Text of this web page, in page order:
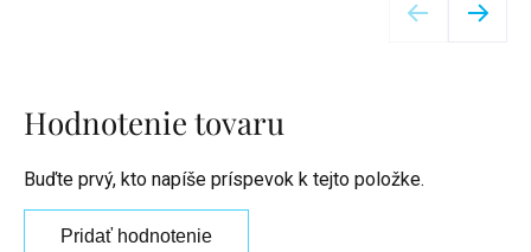
Hodnotenie tovaru
Buďte prvý, kto napíše príspevok k tejto položke.
Pridať hodnotenie